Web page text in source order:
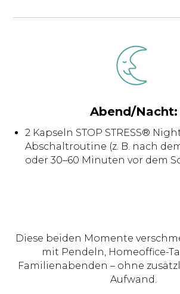
Abend/Nacht:
2 Kapseln STOP STRESS®
Abschaltroutine (z. B. nach
oder 30–60 Minuten vor dem
Diese beiden Momente
mit Pendeln, Homeoffice-
Familienabenden – ohne
Aufwand.